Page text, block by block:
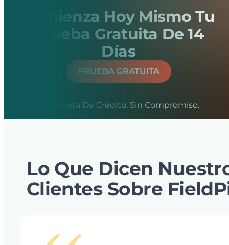
Comienza Hoy Mismo Tu
Prueba Gratuita De 14
Días
PRUEBA GRATUITA
Sin Tarjeta De Crédito, Sin Compromiso.
Lo Que Dicen
Clientes Sobre